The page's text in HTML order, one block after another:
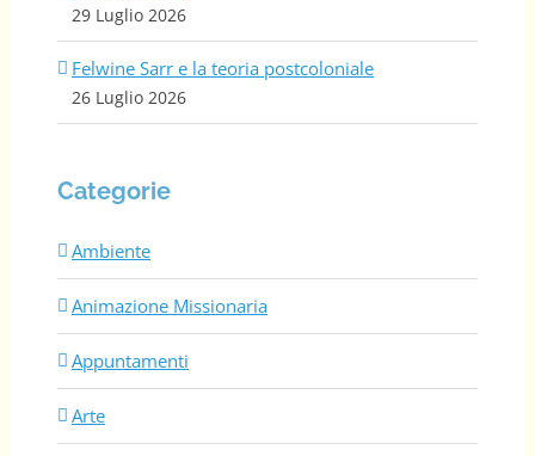
29 Luglio 2026
Felwine Sarr e la teoria postcoloniale
26 Luglio 2026
Categorie
Ambiente
Animazione Missionaria
Appuntamenti
Arte